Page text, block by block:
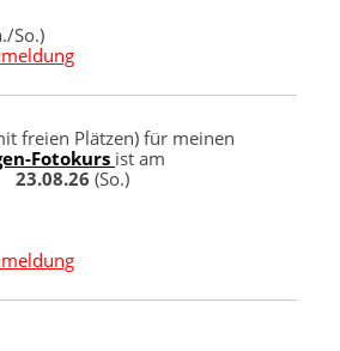
So.)
freien Plätzen) für meinen
Fotokurs ist am
23.08.26 (So.)